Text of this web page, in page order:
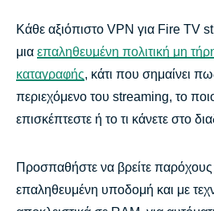
Κάθε αξιόπιστο VPN για Fire TV
μια επαληθευμένη πολιτική μη
καταγραφής, κάτι που σημαίνει
περιεχόμενο του streaming, το
επισκέπτεστε ή το τι κάνετε στο
Προσπαθήστε να βρείτε παρόχους
επαληθευμένη υποδομή και με